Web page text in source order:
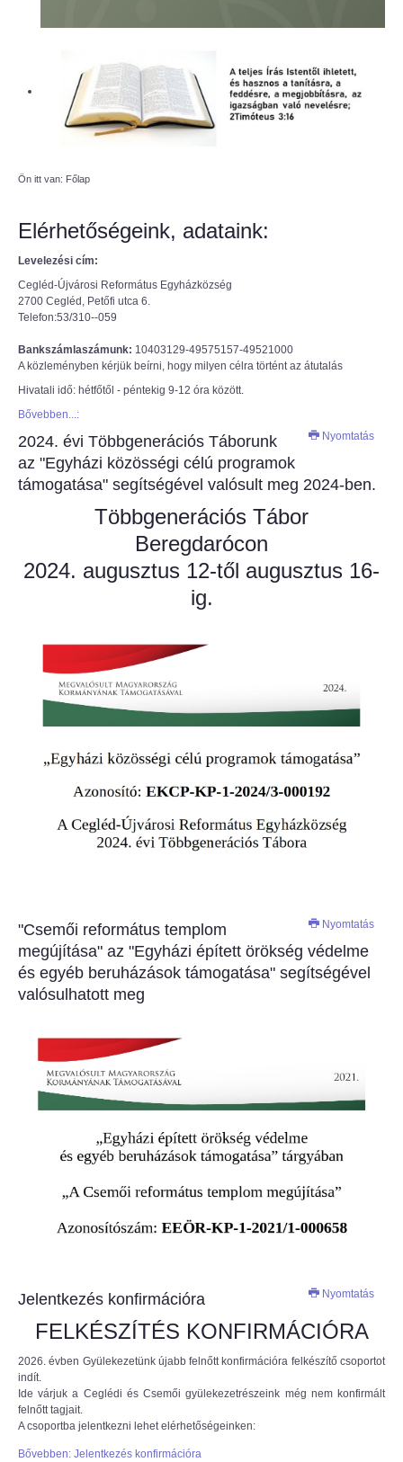
CEGLÉDI REFORMÁTUS ÁLTALÁNOS
ISKOLA ÉS ÓVODA
SZERETETSZOLGÁLAT
ISKOLAGYÜMÖLCS PÁLYÁZAT
"KŐRÖSTETÉTLENI ÚJ TORNATEREM
Ön itt van: Főlap
Elérhetőségeink, adataink:
Levelezési cím:
Cegléd-Újvárosi Református Egyházközség
2700 Cegléd, Petőfi utca 6.
Telefon:53/310--059
Bankszámlaszámunk: 10403129-49575157-49521000
A közleményben kérjük beírni, hogy milyen célra történt az átutalás
Hivatali idő: hétfőtől - péntekig 9-12 óra között.
Bővebben...:
Nyomtatás
2024. évi Többgenerációs Táborunk
az "Egyházi közösségi célú programok
támogatása" segítségével valósult meg 2024-ben.
Többgenerációs Tábor
Beregdarócon
2024. augusztus 12-től augusztus 16-
ig.
Nyomtatás
"Csemői református templom
megújítása" az "Egyházi épített örökség védelme
és egyéb beruházások támogatása" segítségével
valósulhatott meg
Nyomtatás
Jelentkezés konfirmációra
FELKÉSZÍTÉS KONFIRMÁCIÓRA
2026. évben Gyülekezetünk újabb felnőtt konfirmációra felkészítő csoportot
indít.
Ide várjuk a Ceglédi és Csemői gyülekezetrészeink még nem konfirmált
felnőtt tagjait.
A csoportba jelentkezni lehet elérhetőségeinken:
Bővebben: Jelentkezés konfirmációra